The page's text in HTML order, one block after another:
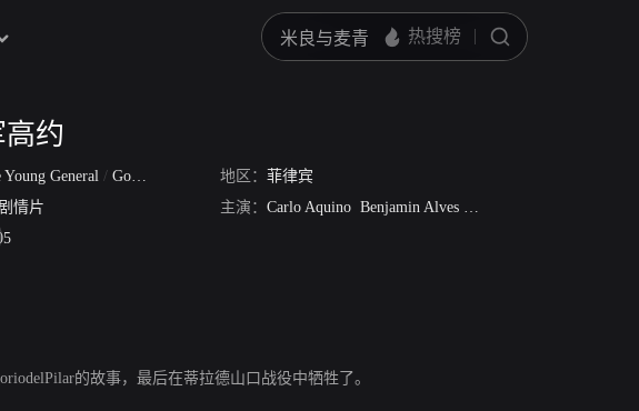
约
General / Goyo: The Boy General 地区： 菲律宾
情片 主演： Carlo Aquino Benjamin Alves Arthur Acuna
的故事，最后在蒂拉德山口战役中牺牲了。